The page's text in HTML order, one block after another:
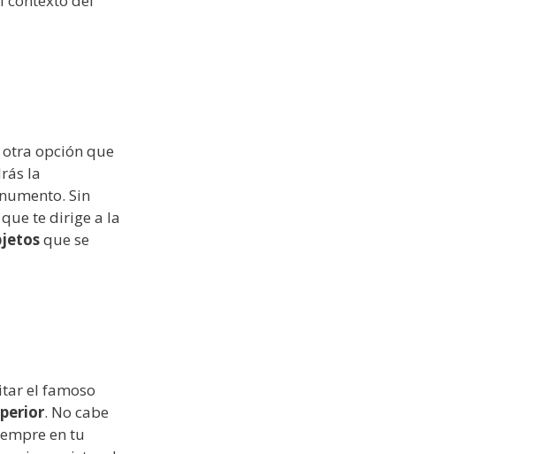
opción que
la
Sin
te dirige a la
que se
el famoso
. No cabe
en tu